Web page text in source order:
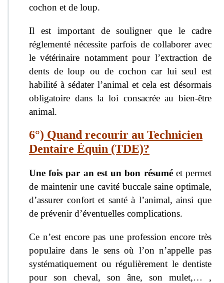
cochon et de loup.
Il est important de souligner que le cadre
réglementé nécessite parfois de collaborer avec
le vétérinaire notamment pour l’extraction de
dents de loup ou de cochon car lui seul est
habilité à sédater l’animal et cela est désormais
obligatoire dans la loi consacrée au bien-être
animal.
6°) Quand recourir au Technicien
Dentaire Équin (TDE)?
Une fois par an est un bon résuméet permet
de maintenir une cavité buccale saine optimale,
d’assurer confort et santé à l’animal, ainsi que
de prévenir d’éventuelles complications.
Ce n’est encore pas une profession encore très
populaire dans le sens où l’on n’appelle pas
systématiquement ou régulièrement le dentiste
pour son cheval, son âne, son mulet,… ,